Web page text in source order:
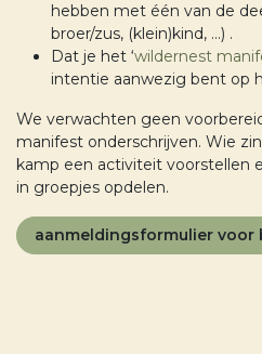
hebben met één van de
broer/zus, (klein)kind, …) .
Dat je het ‘wildernest
intentie aanwezig bent op
We verwachten geen
manifest onderschrijven. Wie
kamp een activiteit voorstellen
in groepjes opdelen.
aanmeldingsformulier voor